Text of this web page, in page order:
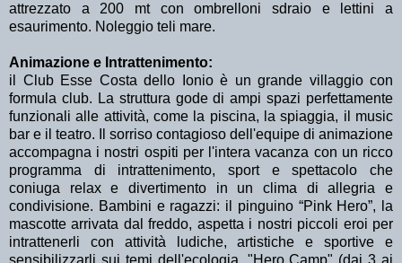
attrezzato a 200 mt con ombrelloni sdraio e lettini a
esaurimento. Noleggio teli mare.
Animazione e Intrattenimento:
il Club Esse Costa dello Ionio è un grande villaggio con
formula club. La struttura gode di ampi spazi perfettamente
funzionali alle attività, come la piscina, la spiaggia, il music
bar e il teatro. Il sorriso contagioso dell'equipe di animazione
accompagna i nostri ospiti per l'intera vacanza con un ricco
programma di intrattenimento, sport e spettacolo che
coniuga relax e divertimento in un clima di allegria e
condivisione. Bambini e ragazzi: il pinguino “Pink Hero”, la
mascotte arrivata dal freddo, aspetta i nostri piccoli eroi per
intrattenerli con attività ludiche, artistiche e sportive e
sensibilizzarli sui temi dell'ecologia. "Hero Camp" (dai 3 ai